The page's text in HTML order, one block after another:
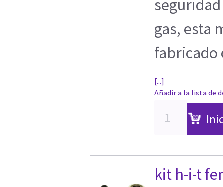
gas, esta
fabricado
[...]
Añadir a la lista de
kit h-i-t